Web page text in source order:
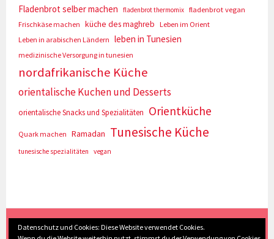
Fladenbrot selber machen fladenbrot thermomix fladenbrot vegan
Frischkäse machen
küche des maghreb
Leben im Orient
Leben in arabischen Ländern
leben in Tunesien
medizinische Versorgung in tunesien
nordafrikanische Küche
orientalische Kuchen und Desserts
orientalische Snacks und Spezialitäten Orientküche
Quark machen Ramadan Tunesische Küche
tunesische spezialitäten vegan
(c) Eva Seyberth|Home|Impressum/Datenschutz
Datenschutz und Cookies: Diese Website verwendet Cookies.